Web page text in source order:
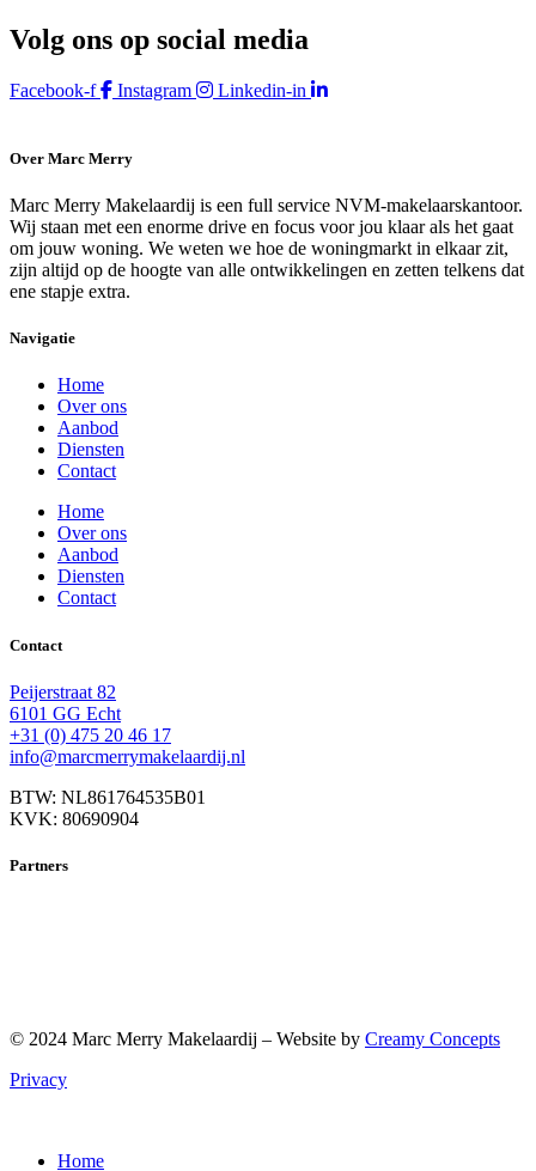
Volg ons op social media
Facebook-f Instagram Linkedin-in
Over Marc Merry
Marc Merry Makelaardij is een full service NVM-makelaarskantoor.
Wij staan met een enorme drive en focus voor jou klaar als het gaat
om jouw woning. We weten we hoe de woningmarkt in elkaar zit,
zijn altijd op de hoogte van alle ontwikkelingen en zetten telkens dat
ene stapje extra.
Navigatie
Home
Over ons
Aanbod
Diensten
Contact
Home
Over ons
Aanbod
Diensten
Contact
Contact
Peijerstraat 82
6101 GG Echt
+31 (0) 475 20 46 17
info@marcmerrymakelaardij.nl
BTW: NL861764535B01
KVK: 80690904
Partners
© 2024 Marc Merry Makelaardij – Website by Creamy Concepts
Privacy
Home